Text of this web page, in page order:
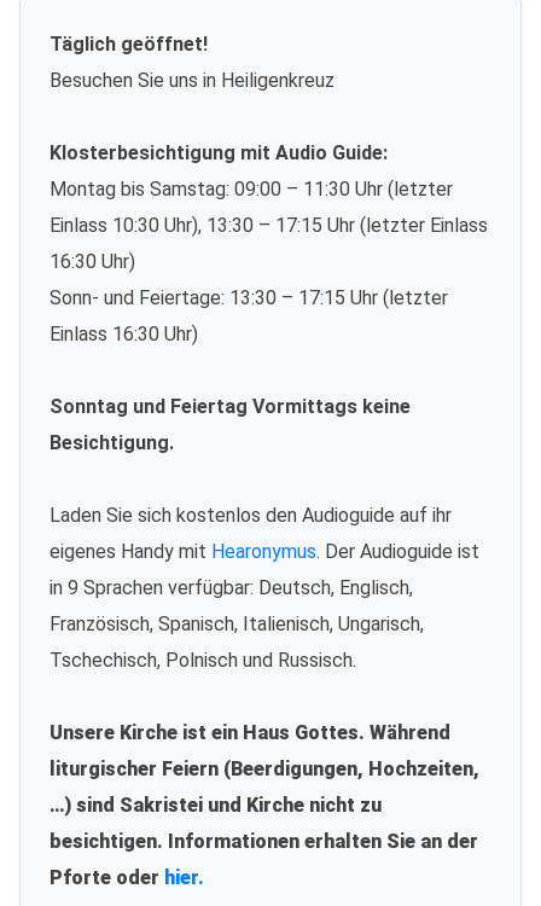
Täglich geöffnet!
Besuchen Sie uns in Heiligenkreuz
Klosterbesichtigung mit Audio Guide:
Montag bis Samstag: 09:00 – 11:30 Uhr (letzter
Einlass 10:30 Uhr), 13:30 – 17:15 Uhr (letzter Einlass
16:30 Uhr)
Sonn- und Feiertage: 13:30 – 17:15 Uhr (letzter
Einlass 16:30 Uhr)
Sonntag und Feiertag Vormittags keine
Besichtigung.
Laden Sie sich kostenlos den Audioguide auf ihr
eigenes Handy mit Hearonymus. Der Audioguide ist
in 9 Sprachen verfügbar: Deutsch, Englisch,
Französisch, Spanisch, Italienisch, Ungarisch,
Tschechisch, Polnisch und Russisch.
Unsere Kirche ist ein Haus Gottes. Während
liturgischer Feiern (Beerdigungen, Hochzeiten,
…) sind Sakristei und Kirche nicht zu
besichtigen. Informationen erhalten Sie an der
Pforte oder hier.